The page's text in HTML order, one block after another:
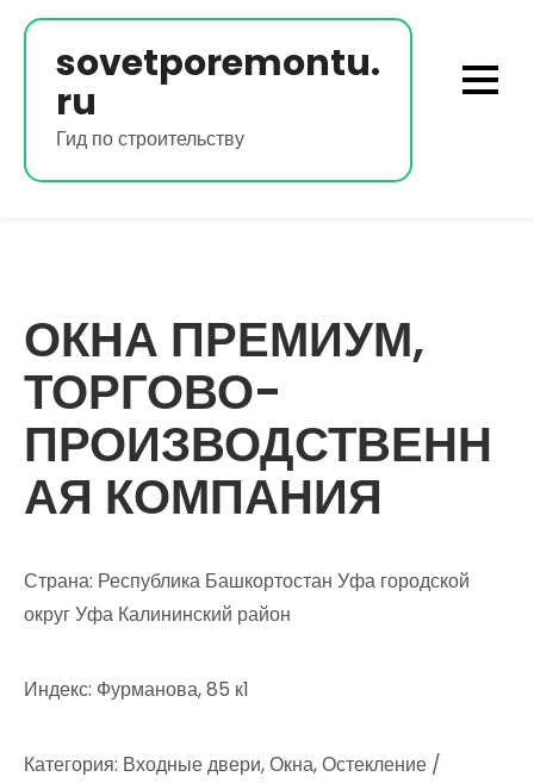
Перейти
содержимомуsovetporemontu.
ru
Гид по строительству
ОКНА ПРЕМИУМ,
ТОРГОВО-
ПРОИЗВОДСТВЕНН
АЯ КОМПАНИЯ
Страна: Республика Башкортостан Уфа городской
округ Уфа Калининский район
Индекс: Фурманова, 85 к1
Категория: Входные двери, Окна, Остекление /